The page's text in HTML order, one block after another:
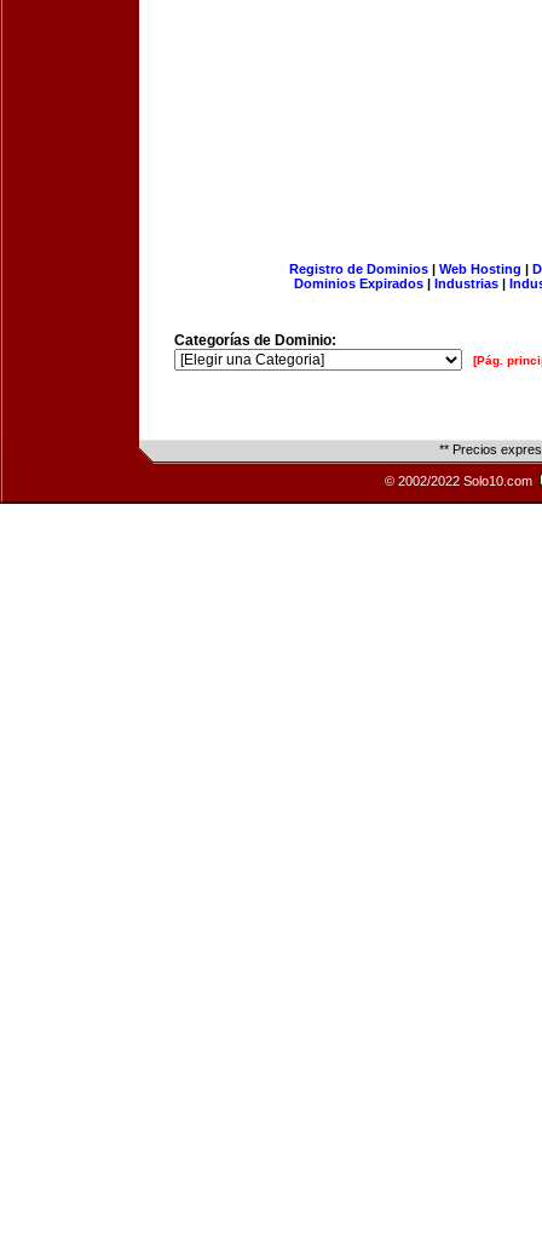
Registro de Dominios| Web Hosting |
Dominios Expirados | Industrias |
Categorías de Dominio:
[Pág.
** Precios
© 2002/2022 Solo10.com